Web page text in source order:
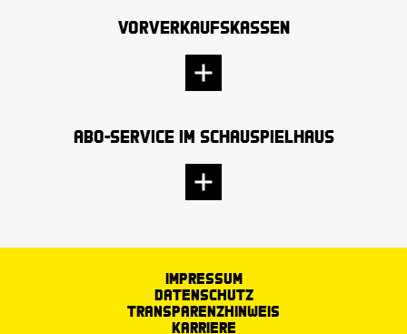
Vorverkaufskassen
Abo-Service im Schauspielhaus
Impressum
Datenschutz
Transparenzhinweis
Karriere